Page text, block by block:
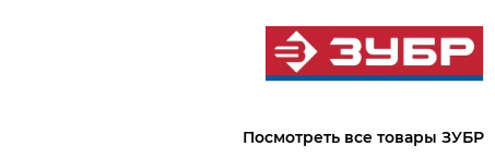
Посмотреть все товары ЗУБР